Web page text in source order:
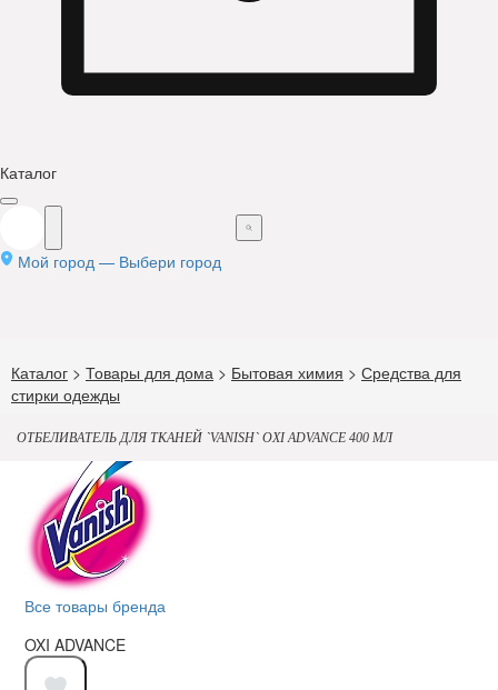
Каталог
Мой город — Выбери город
Каталог > Товары для дома > Бытовая химия > Средства для
стирки одежды
ОТБЕЛИВАТЕЛЬ ДЛЯ ТКАНЕЙ `VANISH` OXI ADVANCE 400 МЛ
Все товары бренда
OXI ADVANCE